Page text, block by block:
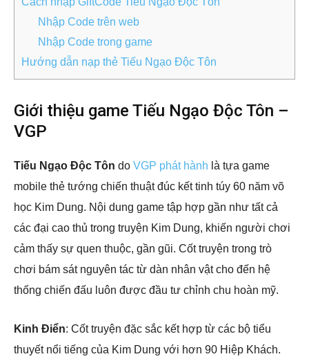
Nhập Code trên web
Nhập Code trong game
Hướng dẫn nạp thẻ Tiếu Ngạo Độc Tôn
Giới thiệu game Tiếu Ngạo Độc Tôn –
VGP
Tiếu Ngạo Độc Tôn do VGP phát hành là tựa game
mobile thẻ tướng chiến thuật đúc kết tinh túy 60 năm võ
học Kim Dung. Nội dung game tập hợp gần như tất cả
các đại cao thủ trong truyện Kim Dung, khiến người chơi
cảm thấy sự quen thuộc, gần gũi. Cốt truyện trong trò
chơi bám sát nguyên tác từ dàn nhân vật cho đến hệ
thống chiến đấu luôn được đầu tư chỉnh chu hoàn mỹ.
Kinh Điển: Cốt truyện đặc sắc kết hợp từ các bộ tiểu
thuyết nổi tiếng của Kim Dung với hơn 90 Hiệp Khách.